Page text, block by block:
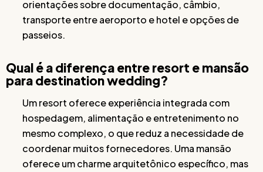
orientações sobre documentação, câmbio,
transporte entre aeroporto e hotel e opções de
passeios.
Qual é a diferença entre resort e mansão
para destination wedding?
Um resort oferece experiência integrada com
hospedagem, alimentação e entretenimento no
mesmo complexo, o que reduz a necessidade de
coordenar muitos fornecedores. Uma mansão
oferece um charme arquitetônico específico, mas